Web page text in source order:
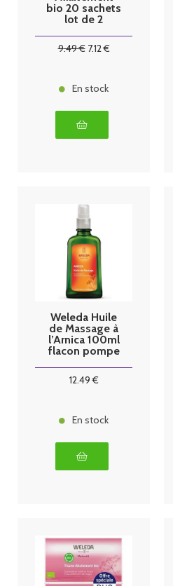
bio 20 sachets
lot de 2
9.49€ 7.12€
En stock
Weleda Huile
de Massage à
l’Arnica 100ml
flacon pompe
12.49€
En stock